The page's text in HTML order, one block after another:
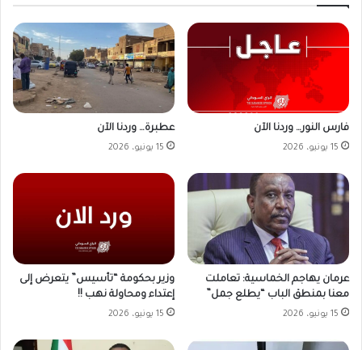
فارس النور… وردنا الآن
15 يونيو، 2026
عطبرة… وردنا الآن
15 يونيو، 2026
عرمان يهاجم الخماسية: تعاملت
معنا بمنطق الباب “يطلع جمل”
15 يونيو، 2026
وزير بحكومة “تأسيس” يتعرض إلى
إعتداء ومحاولة نهب !!
15 يونيو، 2026